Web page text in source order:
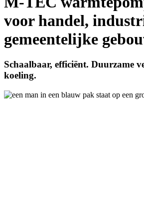
voor handel,
gemeentelijke
Schaalbaar, efficiënt. Duurzame
koeling.